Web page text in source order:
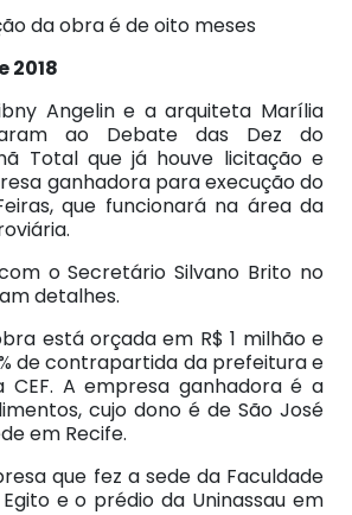
da obra é de oito meses
2018
Angelin e a arquiteta Marília
ao Debate das Dez do
Total que já houve licitação e
ganhadora para execução do
que funcionará na área da
o Secretário Silvano Brito no
detalhes.
está orçada em R$ 1 milhão e
de contrapartida da prefeitura e
CEF. A empresa ganhadora é a
cujo dono é de São José
em Recife.
que fez a sede da Faculdade
e o prédio da Uninassau em